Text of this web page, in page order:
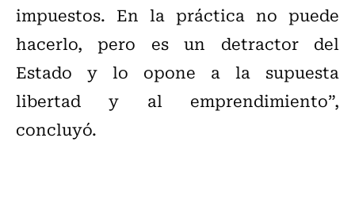
impuestos. En la práctica no puede
hacerlo, pero es un detractor del
Estado y lo opone a la supuesta
libertad y al emprendimiento”,
concluyó.